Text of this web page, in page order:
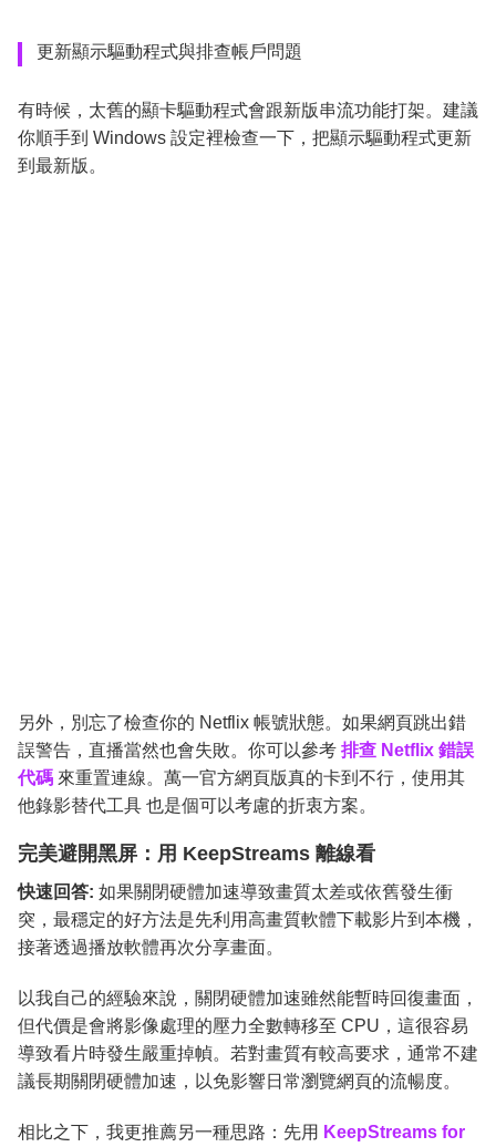
更新顯示驅動程式與排查帳戶問題
有時候，太舊的顯卡驅動程式會跟新版串流功能打架。建議
你順手到 Windows 設定裡檢查一下，把顯示驅動程式更新
到最新版。
另外，別忘了檢查你的 Netflix 帳號狀態。如果網頁跳出錯
誤警告，直播當然也會失敗。你可以參考 排查 Netflix 錯誤
代碼 來重置連線。萬一官方網頁版真的卡到不行，使用其
他錄影替代工具 也是個可以考慮的折衷方案。
完美避開黑屏：用 KeepStreams 離線看
快速回答: 如果關閉硬體加速導致畫質太差或依舊發生衝
突，最穩定的好方法是先利用高畫質軟體下載影片到本機，
接著透過播放軟體再次分享畫面。
以我自己的經驗來說，關閉硬體加速雖然能暫時回復畫面，
但代價是會將影像處理的壓力全數轉移至 CPU，這很容易
導致看片時發生嚴重掉幀。若對畫質有較高要求，通常不建
議長期關閉硬體加速，以免影響日常瀏覽網頁的流暢度。
相比之下，我更推薦另一種思路：先用 KeepStreams for